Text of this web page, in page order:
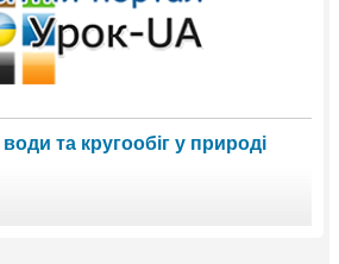
та кругообіг у природі